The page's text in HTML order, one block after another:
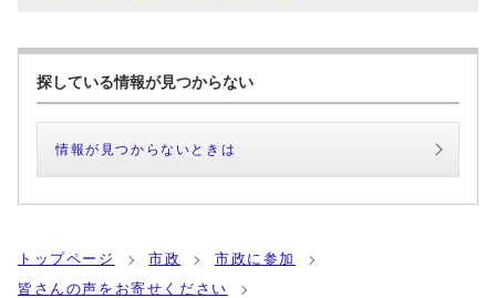
探している情報が見つからない
情報が見つからないときは
トップページ 市政
市政に参加
皆さんの声をお寄せください